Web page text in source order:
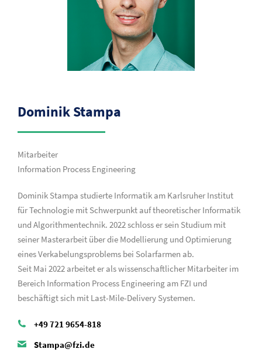
Dominik Stampa
Mitarbeiter
Information Process Engineering
Dominik Stampa studierte Informatik am Karlsruher Institut
für Technologie mit Schwerpunkt auf theoretischer Informatik
und Algorithmentechnik. 2022 schloss er sein Studium mit
seiner Masterarbeit über die Modellierung und Optimierung
eines Verkabelungsproblems bei Solarfarmen ab.
Seit Mai 2022 arbeitet er als wissenschaftlicher Mitarbeiter im
Bereich Information Process Engineering am FZI und
beschäftigt sich mit Last-Mile-Delivery Systemen.
+49 721 9654-818
Stampa@fzi.de